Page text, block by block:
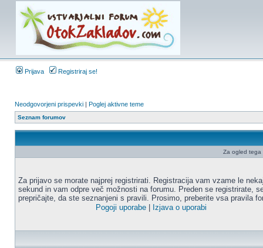
Prijava Registriraj se!
Neodgovorjeni prispevki | Poglej aktivne teme
Seznam forumov
Za ogled tega
Za prijavo se morate najprej registrirati. Registracija vam vzame le
sekund in vam odpre več možnosti na forumu. Preden se registrirate,
prepričajte, da ste seznanjeni s pravili. Prosimo, preberite vsa pravila
Pogoji uporabe
Izjava o uporabi